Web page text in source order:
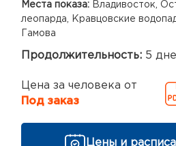
Места показа: Владивосток,
леопарда, Кравцовские
Гамова
Продолжительность: 5
Цена за человека от
Под заказ
Цены и